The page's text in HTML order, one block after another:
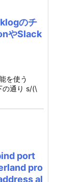
のチ
やSlack
を使う
の通り s/(\
port
pro
al